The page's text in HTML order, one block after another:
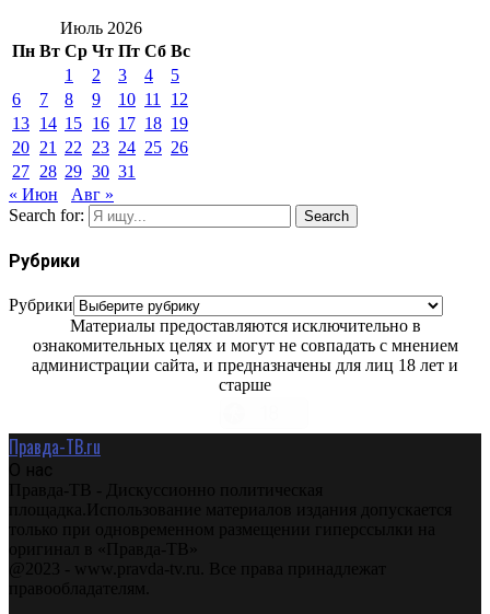
Июль 2026
Пн Вт Ср Чт Пт Сб Вс
1
2 3 4
5
6
7 8 9 10 11
12
13 14 15 16 17 18 19
20 21 22 23 24 25 26
27 28 29 30 31
« Июн
Авг »
Search for:
Search
Рубрики
Рубрики
Материалы предоставляются исключительно в
ознакомительных целях и могут не совпадать с мнением
администрации сайта, и предназначены для лиц 18 лет и
старше
Правда-ТВ.ru
О нас
Правда-ТВ - Дискуссионно политическая
площадка.Использование материалов издания допускается
только при одновременном размещении гиперссылки на
оригинал в «Правда-ТВ»
@2023 - www.pravda-tv.ru. Все права принадлежат
правообладателям.